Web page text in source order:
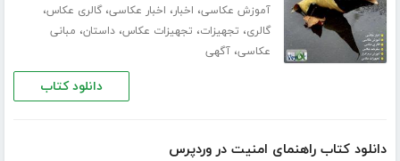
آموزش عکاسی، اخبار، اخبار عکاسی،گالری عکاس،
گالری، تجهیزات، تجهیزات عکاس،داستان، مبانی
عکاسی،آگهی
دانلود کتاب
دانلود کتاب راهنمای امنیت در وردپرس